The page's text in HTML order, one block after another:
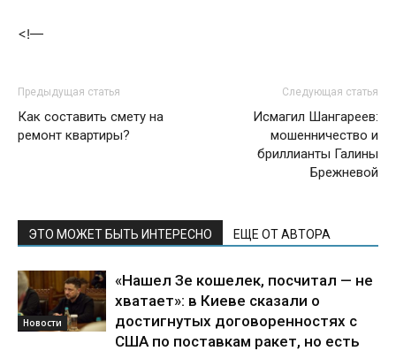
<!—
Предыдущая статья
Как составить смету на
ремонт квартиры?
Следующая статья
Исмагил Шангареев:
мошенничество и
бриллианты Галины
Брежневой
ЭТО МОЖЕТ БЫТЬ ИНТЕРЕСНО ЕЩЕ ОТ АВТОРА
Новости
«Нашел Зе кошелек, посчитал — не
хватает»: в Киеве сказали о
достигнутых договоренностях с
США по поставкам ракет, но есть